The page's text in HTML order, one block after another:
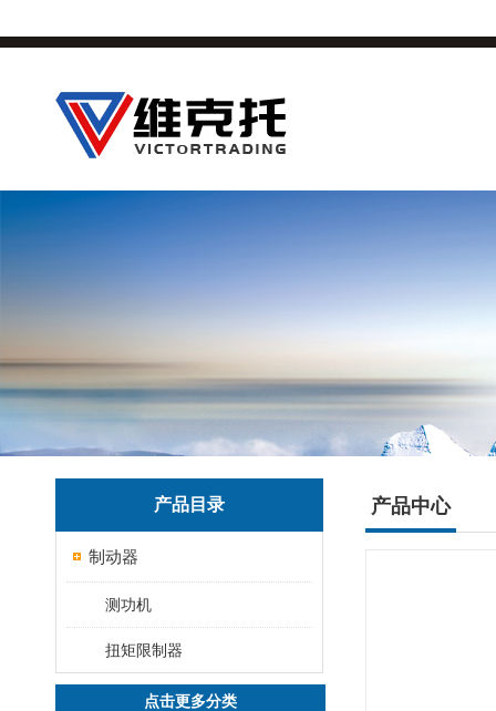
产品目录
制动器
测功机
扭矩限制器
点击更多分类
产品中心